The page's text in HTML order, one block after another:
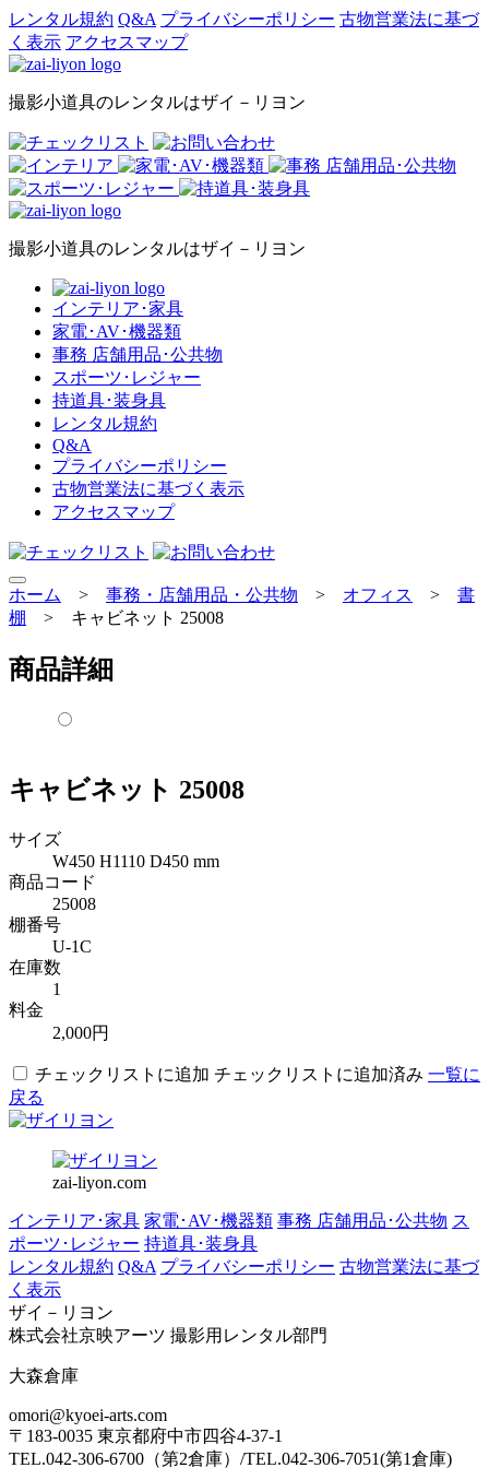
レンタル規約 Q&A プライバシーポリシー 古物営業法に基づ
く表示 アクセスマップ
撮影小道具のレンタルはザイ－リヨン
撮影小道具のレンタルはザイ－リヨン
インテリア･家具
家電･AV･機器類
事務 店舗用品･公共物
スポーツ･レジャー
持道具･装身具
レンタル規約
Q&A
プライバシーポリシー
古物営業法に基づく表示
アクセスマップ
ホーム > 事務・店舗用品・公共物 > オフィス >
書
棚
> キャビネット 25008
商品詳細
キャビネット 25008
サイズ
W450 H1110 D450 mm
商品コード
25008
棚番号
U-1C
在庫数
1
料金
2,000円
チェックリストに追加 チェックリストに追加済み 一覧に
戻る
zai-liyon.com
インテリア･家具 家電･AV･機器類 事務 店舗用品･公共物 ス
ポーツ･レジャー 持道具･装身具
レンタル規約 Q&A プライバシーポリシー 古物営業法に基づ
く表示
ザイ－リヨン
株式会社京映アーツ 撮影用レンタル部門
大森倉庫
omori@kyoei-arts.com
〒183-0035 東京都府中市四谷4-37-1
TEL.042-306-6700（第2倉庫）/TEL.042-306-7051(第1倉庫)